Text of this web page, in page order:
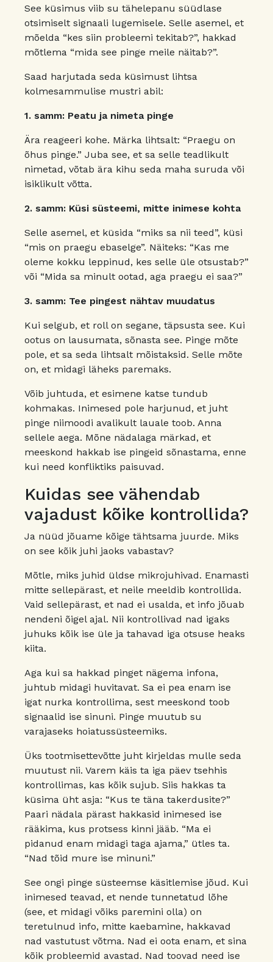
See küsimus viib su tähelepanu süüdlase
otsimiselt signaali lugemisele. Selle asemel, et
mõelda “kes siin probleemi tekitab?”, hakkad
mõtlema “mida see pinge meile näitab?”.
Saad harjutada seda küsimust lihtsa
kolmesammulise mustri abil:
1. samm: Peatu ja nimeta pinge
Ära reageeri kohe. Märka lihtsalt: “Praegu on
õhus pinge.” Juba see, et sa selle teadlikult
nimetad, võtab ära kihu seda maha suruda või
isiklikult võtta.
2. samm: Küsi süsteemi, mitte inimese kohta
Selle asemel, et küsida “miks sa nii teed”, küsi
“mis on praegu ebaselge”. Näiteks: “Kas me
oleme kokku leppinud, kes selle üle otsustab?”
või “Mida sa minult ootad, aga praegu ei saa?”
3. samm: Tee pingest nähtav muudatus
Kui selgub, et roll on segane, täpsusta see. Kui
ootus on lausumata, sõnasta see. Pinge mõte
pole, et sa seda lihtsalt mõistaksid. Selle mõte
on, et midagi läheks paremaks.
Võib juhtuda, et esimene katse tundub
kohmakas. Inimesed pole harjunud, et juht
pinge niimoodi avalikult lauale toob. Anna
sellele aega. Mõne nädalaga märkad, et
meeskond hakkab ise pingeid sõnastama, enne
kui need konfliktiks paisuvad.
Kuidas see vähendab
vajadust kõike kontrollida?
Ja nüüd jõuame kõige tähtsama juurde. Miks
on see kõik juhi jaoks vabastav?
Mõtle, miks juhid üldse mikrojuhivad. Enamasti
mitte sellepärast, et neile meeldib kontrollida.
Vaid sellepärast, et nad ei usalda, et info jõuab
nendeni õigel ajal. Nii kontrollivad nad igaks
juhuks kõik ise üle ja tahavad iga otsuse heaks
kiita.
Aga kui sa hakkad pinget nägema infona,
juhtub midagi huvitavat. Sa ei pea enam ise
igat nurka kontrollima, sest meeskond toob
signaalid ise sinuni. Pinge muutub su
varajaseks hoiatussüsteemiks.
Üks tootmisettevõtte juht kirjeldas mulle seda
muutust nii. Varem käis ta iga päev tsehhis
kontrollimas, kas kõik sujub. Siis hakkas ta
küsima üht asja: “Kus te täna takerdusite?”
Paari nädala pärast hakkasid inimesed ise
rääkima, kus protsess kinni jääb. “Ma ei
pidanud enam midagi taga ajama,” ütles ta.
“Nad tõid mure ise minuni.”
See ongi pinge süsteemse käsitlemise jõud. Kui
inimesed teavad, et nende tunnetatud lõhe
(see, et midagi võiks paremini olla) on
teretulnud info, mitte kaebamine, hakkavad
nad vastutust võtma. Nad ei oota enam, et sina
kõik probleemid avastad. Nad toovad need ise